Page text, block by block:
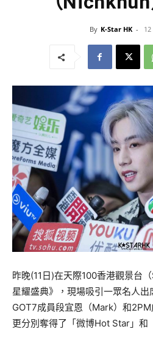
By K-Star HK -
昨晚(11日)在天際100香港觀景台
星耀盛典》，現場吸引一眾名人
GOT7成員段宜恩（Mark）和
更分別奪得了「微博Hot Star」和